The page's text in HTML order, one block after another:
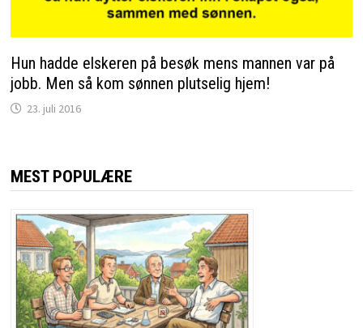
Hun hadde elskeren på besøk mens mannen var på
jobb. Men så kom sønnen plutselig hjem!
23. juli 2016
MEST POPULÆRE